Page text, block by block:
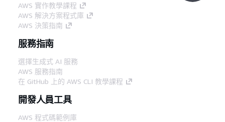
AWS 實作教學課程
AWS 解決方案程式庫
AWS 決策指南
服務指南
選擇生成式 AI 服務
AWS 服務指南
在 GitHub 上的 AWS CLI 教學課程
開發人員工具
AWS 程式碼範例庫